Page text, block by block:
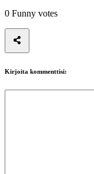
0 Funny votes
Kirjoita kommenttisi: